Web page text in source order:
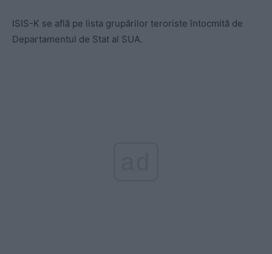
ISIS-K se află pe lista grupărilor teroriste întocmită de
Departamentul de Stat al SUA.